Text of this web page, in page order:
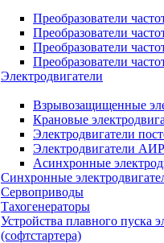
Преобразователи
Преобразователи
Преобразователи
Преобразователи
Электродвигатели
Взрывозащищенные
Крановые
Электродвигатели
Электродвигатели АИР
Асинхронные
Синхронные
Сервоприводы
Тахогенераторы
Устройства плавного пуска
(софтстартера)